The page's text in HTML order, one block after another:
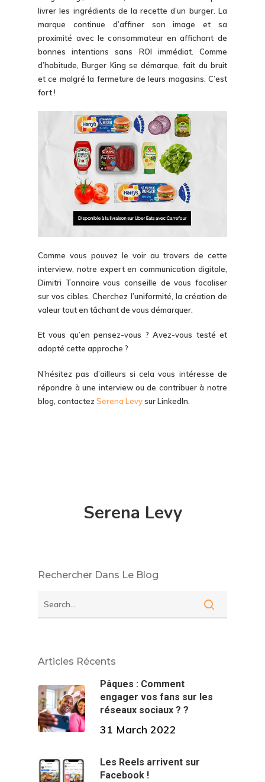
livrer les ingrédients de la recette d’un burger. La
marque continue d’affiner son image et sa
proximité avec le consommateur en affichant de
bonnes intentions sans ROI immédiat. Comme
d’habitude, Burger King se démarque, fait du bruit
et ce malgré la fermeture de leurs magasins. C’est
fort !
Comme vous pouvez le voir au travers de cette
interview, notre expert en communication digitale,
Dimitri Tonnaire vous conseille de vous focaliser
sur vos cibles. Cherchez l’uniformité, la création de
valeur tout en tâchant de vous démarquer.
Et vous qu’en pensez-vous ? Avez-vous testé et
adopté cette approche ?
N’hésitez pas d’ailleurs si cela vous intéresse de
répondre à une interview ou de contribuer à notre
blog, contactezSerena Levysur LinkedIn.
Serena Levy
Rechercher Dans Le Blog
Articles Récents
Pâques : Comment
engager vos fans sur les
réseaux sociaux ? ?
31 March 2022
Les Reels arrivent sur
Facebook !